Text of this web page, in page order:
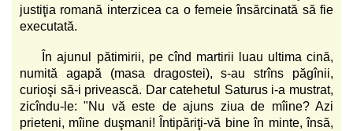
justiţia romană interzicea ca o femeie însărcinată să fie
executată.
În ajunul pătimirii, pe cînd martirii luau ultima cină,
numită agapă (masa dragostei), s-au strîns păgînii,
curioşi să-i privească. Dar catehetul Saturus i-a mustrat,
zicîndu-le: "Nu vă este de ajuns ziua de mîine? Azi
prieteni, mîine duşmani! Întipăriţi-vă bine în minte, însă,